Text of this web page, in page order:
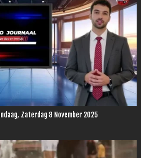
Zaterdag 8 November 2025